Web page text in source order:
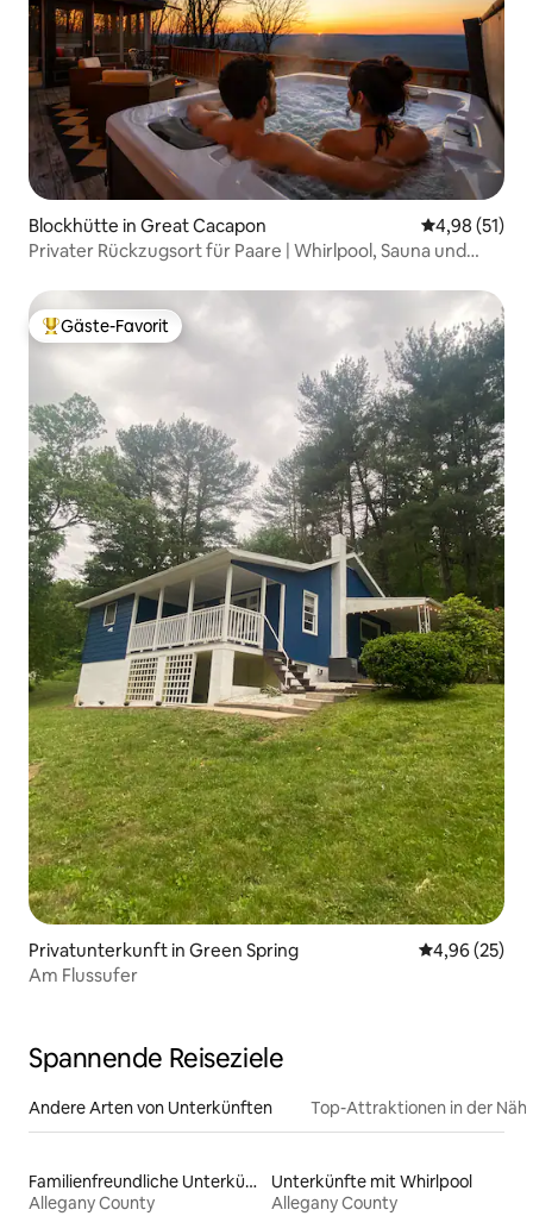
Blockhütte in Great Cacapon
4,98 (51)
Privater Rückzugsort für Paare | Whirlpool, Sauna und
Beliebter Gäste-Favorit.
Gäste-Favorit
Privatunterkunft in Green Spring
4,96 (25)
Am Flussufer
Spannende Reiseziele
Andere Arten von Unterkünften Top-Attraktionen in der
Familienfreundliche Unterkünfte
Allegany County
Unterkünfte mit Whirlpool
Allegany County